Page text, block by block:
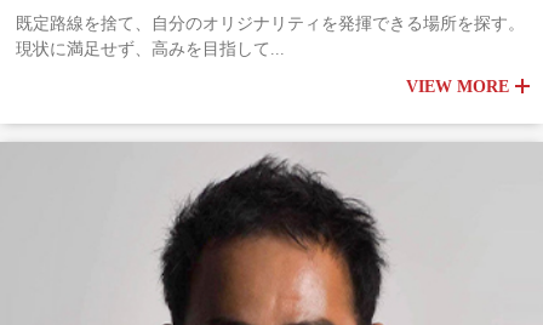
既定路線を捨て、自分のオリジナリティを発揮できる場所を探す。
現状に満足せず、高みを目指して...
VIEW MORE